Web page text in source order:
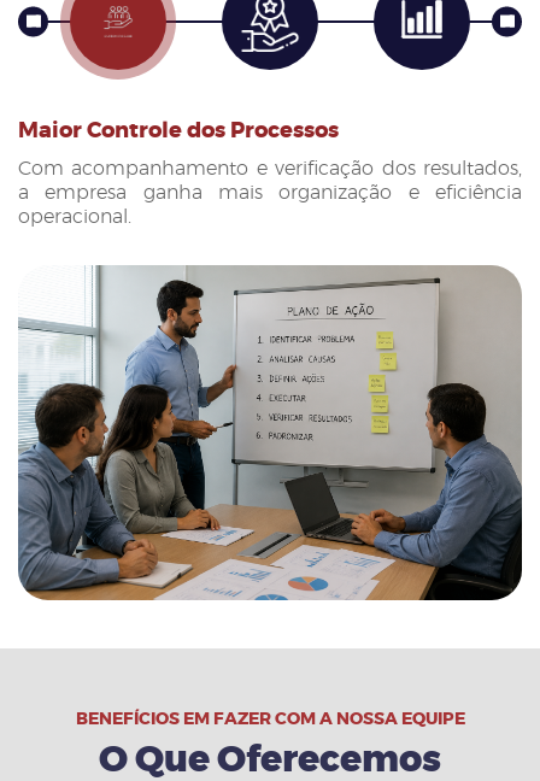
Prev
Maior Controle dos Processos
Com acompanhamento e verificação dos resultados,
a empresa ganha mais organização e eficiência
operacional.
BENEFÍCIOS EM FAZER COM A NOSSA EQUIPE
O Que Oferecemos